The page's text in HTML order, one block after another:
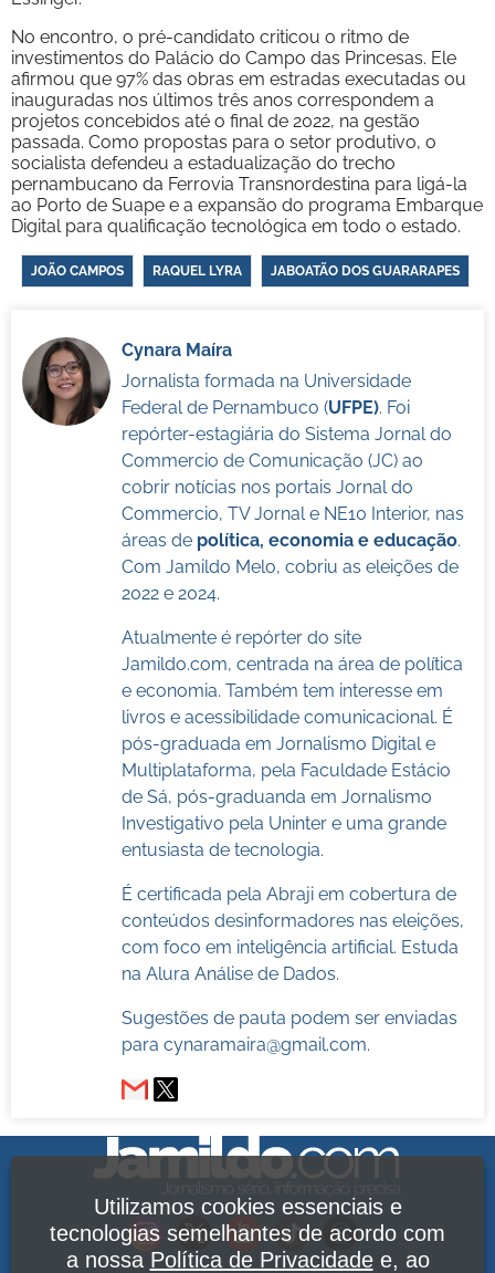
No encontro, o pré-candidato criticou o ritmo de
investimentos do Palácio do Campo das Princesas. Ele
afirmou que 97% das obras em estradas executadas ou
inauguradas nos últimos três anos correspondem a
projetos concebidos até o final de 2022, na gestão
passada. Como propostas para o setor produtivo, o
socialista defendeu a estadualização do trecho
pernambucano da Ferrovia Transnordestina para ligá-la
ao Porto de Suape e a expansão do programa Embarque
Digital para qualificação tecnológica em todo o estado.
JOÃO CAMPOS RAQUEL LYRA JABOATÃO DOS GUARARAPES
Cynara Maíra
Jornalista formada na Universidade
Federal de Pernambuco (UFPE). Foi
repórter-estagiária do Sistema Jornal do
Commercio de Comunicação (JC) ao
cobrir notícias nos portais Jornal do
Commercio, TV Jornal e NE10 Interior, nas
áreas de política, economia e educação.
Com Jamildo Melo, cobriu as eleições de
2022 e 2024.
Atualmente é repórter do site
Jamildo.com, centrada na área de política
e economia. Também tem interesse em
livros e acessibilidade comunicacional. É
pós-graduada em Jornalismo Digital e
Multiplataforma, pela Faculdade Estácio
de Sá, pós-graduanda em Jornalismo
Investigativo pela Uninter e uma grande
entusiasta de tecnologia.
É certificada pela Abraji em cobertura de
conteúdos desinformadores nas eleições,
com foco em inteligência artificial. Estuda
na Alura Análise de Dados.
Sugestões de pauta podem ser enviadas
para cynaramaira@gmail.com.
Utilizamos cookies essenciais e
tecnologias semelhantes de acordo com
a nossa Política de Privacidadee, ao